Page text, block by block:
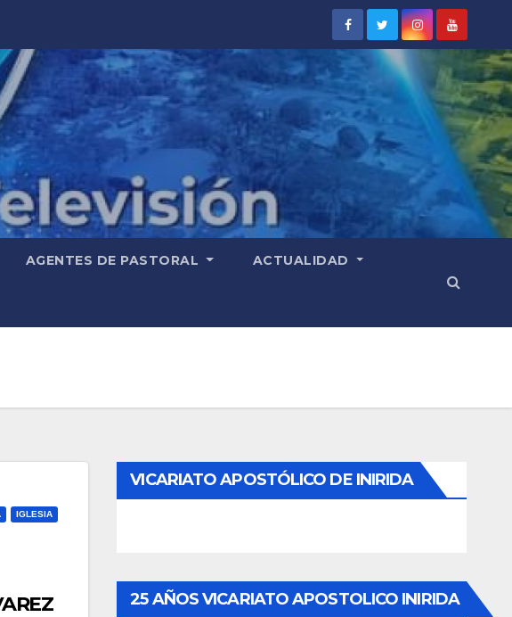
AGENTES DE PASTORAL ACTUALIDAD
IGLESIA
VICARIATO APOSTÓLICO DE INIRIDA
25 AÑOS VICARIATO APOSTOLICO INIRIDA